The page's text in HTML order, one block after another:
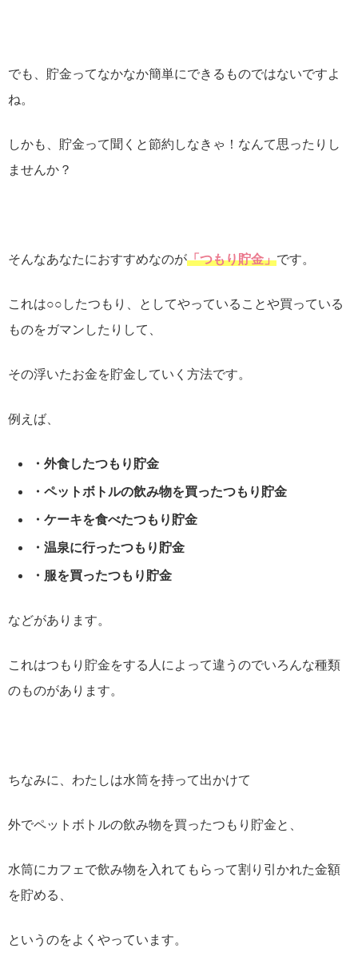
でも、貯金ってなかなか簡単にできるものではないですよ
ね。
しかも、貯金って聞くと節約しなきゃ！なんて思ったりし
ませんか？
そんなあなたにおすすめなのが「つもり貯金」です。
これは○○したつもり、としてやっていることや買っている
ものをガマンしたりして、
その浮いたお金を貯金していく方法です。
例えば、
・外食したつもり貯金
・ペットボトルの飲み物を買ったつもり貯金
・ケーキを食べたつもり貯金
・温泉に行ったつもり貯金
・服を買ったつもり貯金
などがあります。
これはつもり貯金をする人によって違うのでいろんな種類
のものがあります。
ちなみに、わたしは水筒を持って出かけて
外でペットボトルの飲み物を買ったつもり貯金と、
水筒にカフェで飲み物を入れてもらって割り引かれた金額
を貯める、
というのをよくやっています。